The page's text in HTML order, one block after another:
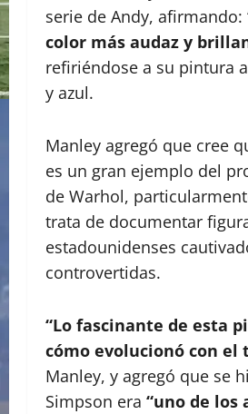
serie de Andy, afirmando:
color más audaz y
refiriéndose a su pintura
y azul.
Manley agregó que cree
es un gran ejemplo del
de Warhol,
trata de documentar
estadounidenses
controvertidas.
“Lo fascinante de esta
cómo evolucionó con el
Manley, y agregó que se
Simpson era “uno de los